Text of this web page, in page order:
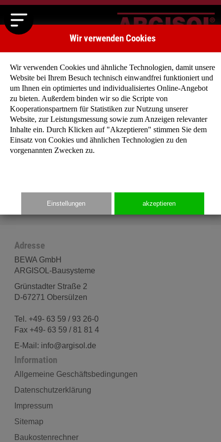
Benutzeranmeldung
Geben Sie Ihren Benutzernamen und Ihr Passwort ein, um sich
an der Website anzumelden:
Anmelden
Benutzername:
Adresse
BEWA GmbH
ARGISOL-Bausysteme
Grünstadter Straße 2
D-67271 Obersülzen
Tel. +49- 63 59 / 93 26-0
Fax +49- 63 59 / 81 81 4
E-Mail: info@argisol.de
Information
Allgemeine Geschäftsbedingungen
Datenschutzerklärung
Impressum
Sitemap
Baukostenrechner
Wir verwenden Cookies
Wir verwenden Cookies und ähnliche Technologien, damit unsere
Website bei Ihrem Besuch technisch einwandfrei funktioniert und
um Ihnen ein optimiertes und individualisiertes Online-Angebot
zu bieten. Außerdem binden wir so die Scripte von
Kooperationspartnern für Statistiken zur Nutzung unserer
Website, zur Leistungsmessung sowie zum Anzeigen relevanter
Inhalte ein. Durch Klicken auf "Akzeptieren" stimmen Sie dem
Einsatz von Cookies und ähnlichen Technologien zu den
vorgenannten Zwecken zu.
Einstellungen akzeptieren